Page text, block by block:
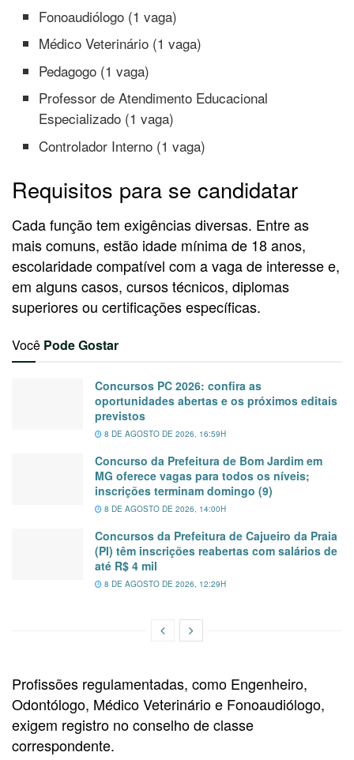
Fonoaudiólogo (1 vaga)
Médico Veterinário (1 vaga)
Pedagogo (1 vaga)
Professor de Atendimento Educacional
Especializado (1 vaga)
Controlador Interno (1 vaga)
Requisitos para se candidatar
Cada função tem exigências diversas. Entre as
mais comuns, estão idade mínima de 18 anos,
escolaridade compatível com a vaga de interesse e,
em alguns casos, cursos técnicos, diplomas
superiores ou certificações específicas.
Você Pode Gostar
Concursos PC 2026: confira as
oportunidades abertas e os próximos editais
previstos
8 DE AGOSTO DE 2026, 16:59H
Concurso da Prefeitura de Bom Jardim em
MG oferece vagas para todos os níveis;
inscrições terminam domingo (9)
8 DE AGOSTO DE 2026, 14:00H
Concursos da Prefeitura de Cajueiro da Praia
(PI) têm inscrições reabertas com salários de
até R$ 4 mil
8 DE AGOSTO DE 2026, 12:29H
Profissões regulamentadas, como Engenheiro,
Odontólogo, Médico Veterinário e Fonoaudiólogo,
exigem registro no conselho de classe
correspondente.